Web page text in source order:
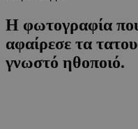
Η φωτογραφία
αφαίρεσε τα
γνωστό ηθοποιό.